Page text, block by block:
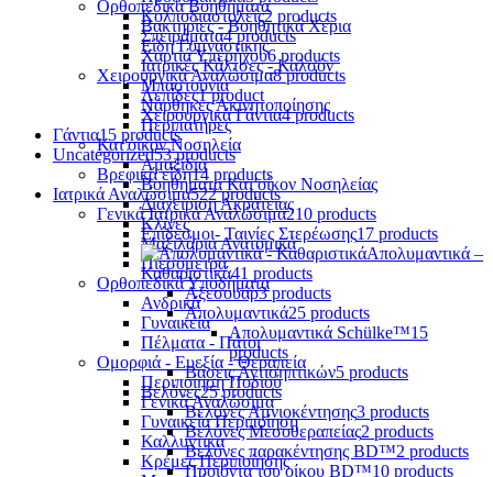
Ορθοπεδικά Βοηθήματα
Βακτηρίες - Βοηθητικά Χέρια
Είδη Γυμναστικής
Ιατρικές Κάλτσες - Καλσόν
Μπαστούνια
Νάρθηκες Ακινητοποίησης
Περιπατήρες
Κατ'οίκον Νοσηλεία
Αμαξίδια
Βοηθήματα Κατ'οίκον Νοσηλείας
Διαχείριση Ακράτειας
Κλίνες
Μαξιλάρια Ανατομικά
Πιεσόμετρα
Ορθοπεδικά Υποδήματα
Ανδρικά
Γυναικεία
Πέλματα - Πάτοι
Ομορφιά - Ευεξία - Θεραπεία
Περιποίηση Ποδιού
Γενικά Αναλώσιμα
Γυναικεία Περιποίηση
Καλλυντικά
Κρέμες Περιποίησης
Κολποδιαστολείς2 products
Σπειράματα4 products
Χαρτιά Υπερήχου6 products
Χειρουργικά Αναλώσιμα8 products
Λεπίδες1 product
Χειρουργικά Γάντια4 products
Γάντια15 products
Uncategorized53 products
Βρεφικά είδη14 products
Ιατρικά Αναλώσιμα522 products
Γενικά Ιατρικά Αναλώσιμα210 products
Επίδεσμοι- Ταινίες Στερέωσης17 products
Απολυμαντικά –
Καθαριστικά41 products
Αξεσουάρ3 products
Απολυμαντικά25 products
Απολυμαντικά Schülke™15
products
Βάσεις Αντισηπτικών5 products
Βελόνες25 products
Βελόνες Αμνιοκέντησης3 products
Βελόνες Μεσοθεραπείας2 products
Βελόνες παρακέντησης BD™2 products
Προϊόντα του οίκου BD™10 products